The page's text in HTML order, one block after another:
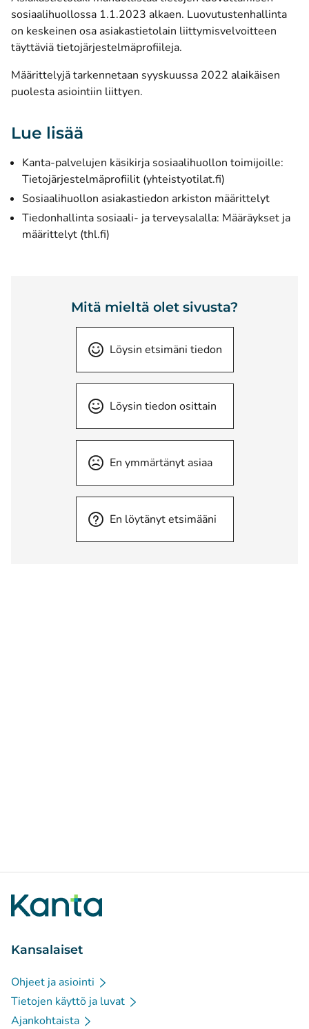
sosiaalihuollossa 1.1.2023 alkaen. Luovutustenhallinta
on keskeinen osa asiakastietolain liittymisvelvoitteen
täyttäviä tietojärjestelmäprofiileja.
Määrittelyjä tarkennetaan syyskuussa 2022 alaikäisen
puolesta asiointiin liittyen.
Lue lisää
Kanta-palvelujen käsikirja sosiaalihuollon toimijoille:
Tietojärjestelmäprofiilit (yhteistyotilat.fi)
Sosiaalihuollon asiakastiedon arkiston määrittelyt
Tiedonhallinta sosiaali- ja terveysalalla: Määräykset ja
määrittelyt (thl.fi)
Mitä mieltä olet sivusta?
Löysin etsimäni tiedon
Löysin tiedon osittain
En ymmärtänyt asiaa
En löytänyt etsimääni
Kansalaiset
Ohjeet ja asiointi
Tietojen käyttö ja luvat
Ajankohtaista